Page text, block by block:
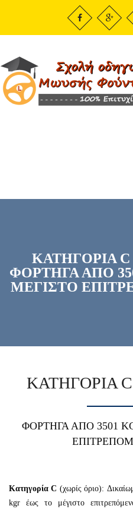
ΚΑΤΗΓΟΡΙΑ C
ΦΟΡΤΗΓΑ ΑΠΟ
ΜΕΓΙΣΤΟ
ΚΑΤΗΓΟΡΙΑ
ΦΟΡΤΗΓΑ ΑΠΟ 3501
Κατηγορία C (χωρίς όριο):
kgr έως το μέγιστο